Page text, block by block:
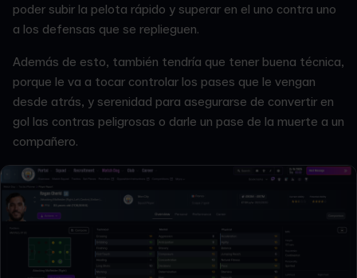
poder subir la pelota rápido y superar en el uno contra uno
a los defensas que se replieguen.
Además de esto, también tendría que tener buena técnica,
porque le va a tocar controlar los pases que le vengan
desde atrás, y serenidad para asegurarse de convertir en
gol las contras peligrosas o darle un pase de la muerte a un
compañero.